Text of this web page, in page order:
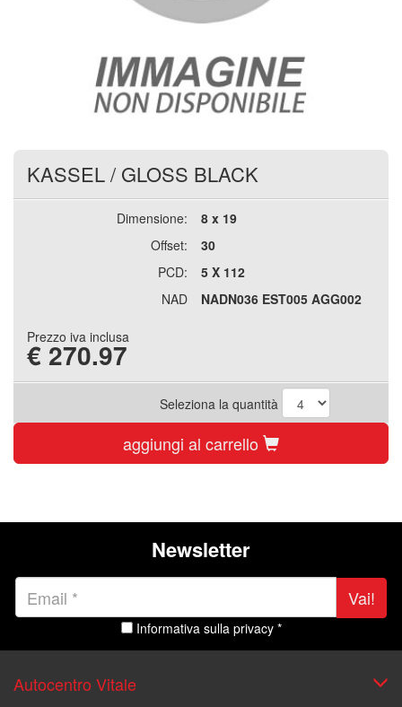
KASSEL/ GLOSS BLACK
Dimensione:
8 x 19
Offset:
30
PCD:
5 X 112
NAD
NADN036 EST005 AGG002
Prezzo iva inclusa
€ 270.97
Seleziona la quantità
aggiungi al carrello
Newsletter
Vai!
Informativa sulla privacy *
Autocentro Vitale